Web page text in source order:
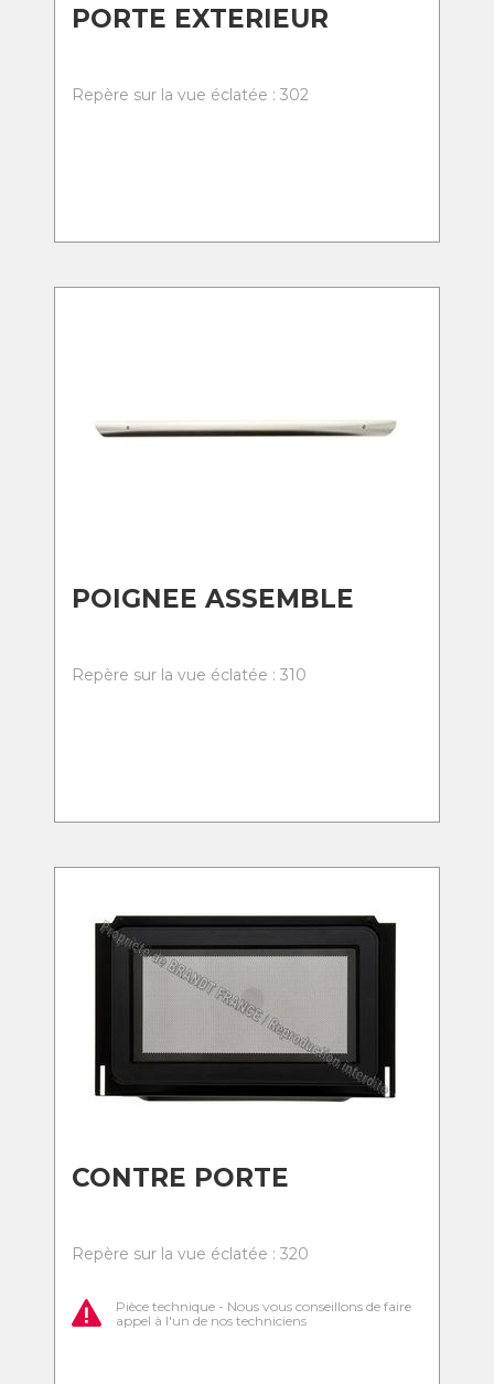
PORTE EXTERIEUR
Repère sur la vue éclatée : 302
POIGNEE ASSEMBLE
Repère sur la vue éclatée : 310
CONTRE PORTE
Repère sur la vue éclatée : 320
Pièce technique - Nous vous conseillons de faire
appel à l'un de nos techniciens